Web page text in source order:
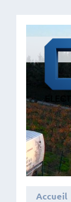
Accueil